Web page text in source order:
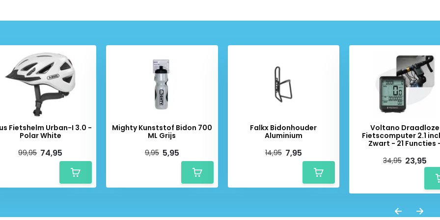
van een handige
voor goede ventilatie.
in het donker
hoge reflectiewaarde.
bescherming tegen insecten
van een staart of
verbonden kunststof
Fietshelm Urban-I 3.0 -
Polar White
99,95 74,95
Mighty Kunststof Bidon 700
ML Grijs
9,95 5,95
Falkx Bidonhouder
Aluminium
14,95 7,95
Voltano Draadloze
Fietscomputer 2.1
Zwart - 21 Functies
34,95 23,95